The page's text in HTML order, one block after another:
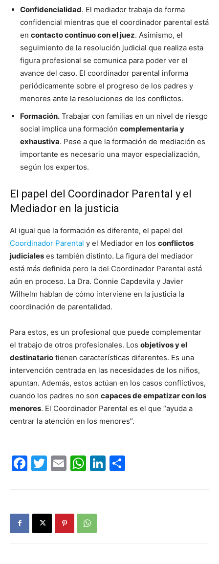
Confidencialidad. El mediador trabaja de forma
confidencial mientras que el coordinador parental está
en contacto continuo con el juez. Asimismo, el
seguimiento de la resolución judicial que realiza esta
figura profesional se comunica para poder ver el
avance del caso. El coordinador parental informa
periódicamente sobre el progreso de los padres y
menores ante la resoluciones de los conflictos.
Formación. Trabajar con familias en un nivel de riesgo
social implica una formación complementaria y
exhaustiva. Pese a que la formación de mediación es
importante es necesario una mayor especialización,
según los expertos.
El papel del Coordinador Parental y el
Mediador en la justicia
Al igual que la formación es diferente, el papel del
Coordinador Parental y el Mediador en los conflictos
judiciales es también distinto. La figura del mediador
está más definida pero la del Coordinador Parental está
aún en proceso. La Dra. Connie Capdevila y Javier
Wilhelm hablan de cómo interviene en la justicia la
coordinación de parentalidad.
Para estos, es un profesional que puede complementar
el trabajo de otros profesionales. Los objetivos y el
destinatario tienen características diferentes. Es una
intervención centrada en las necesidades de los niños,
apuntan. Además, estos actúan en los casos conflictivos,
cuando los padres no son capaces de empatizar con los
menores. El Coordinador Parental es el que “ayuda a
centrar la atención en los menores”.
Facebook
Twitter
EmailWhatsApp
LinkedIn